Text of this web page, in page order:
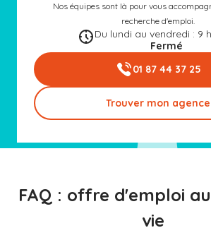
Nos équipes sont là pour vous
recherche d'emploi.
Du lundi au vendredi : 9
Fermé
01 87 44 37 25
Trouver mon agence
FAQ : offre d'emploi
vie